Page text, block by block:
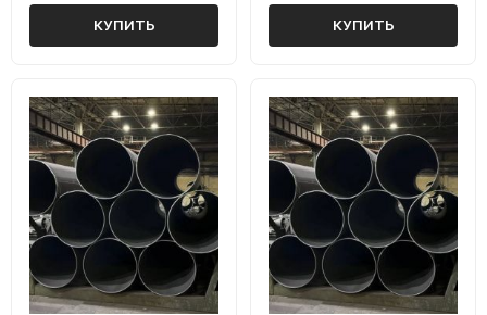
КУПИТЬ КУПИТЬ